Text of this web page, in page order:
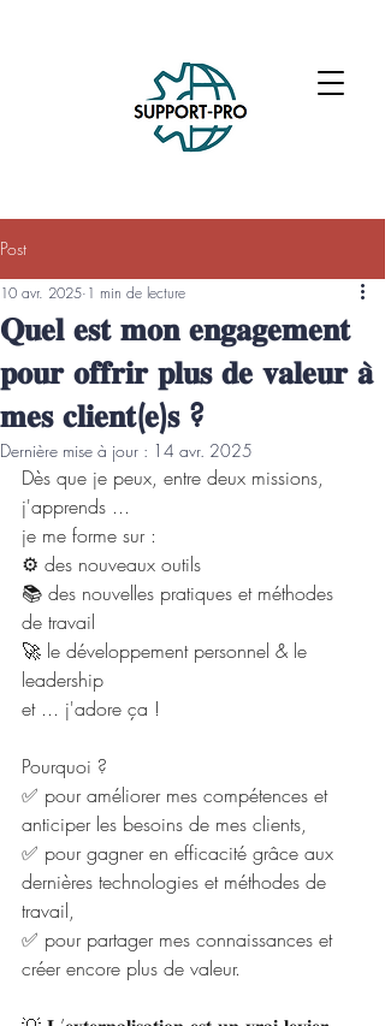
Post
𝐐𝐮𝐞𝐥 𝐞𝐬𝐭 𝐦𝐨𝐧 𝐞𝐧𝐠𝐚𝐠𝐞𝐦𝐞𝐧𝐭
𝐩𝐨𝐮𝐫 𝐨𝐟𝐟𝐫𝐢𝐫 𝐩𝐥𝐮𝐬 𝐝𝐞 𝐯𝐚𝐥𝐞𝐮𝐫 𝐚̀
𝐦𝐞𝐬 𝐜𝐥𝐢𝐞𝐧𝐭(𝐞)𝐬 ?
10 avr. 2025 1 min de lecture
Dernière mise à jour : 14 avr. 2025
Dès que je peux, entre deux missions,
j'apprends ...
je me forme sur :
⚙️ des nouveaux outils
📚 des nouvelles pratiques et méthodes
de travail
🚀 le développement personnel & le
leadership
et ... j'adore ça !
Pourquoi ?
✅ pour améliorer mes compétences et
anticiper les besoins de mes clients,
✅ pour gagner en efficacité grâce aux
dernières technologies et méthodes de
travail,
✅ pour partager mes connaissances et
créer encore plus de valeur.